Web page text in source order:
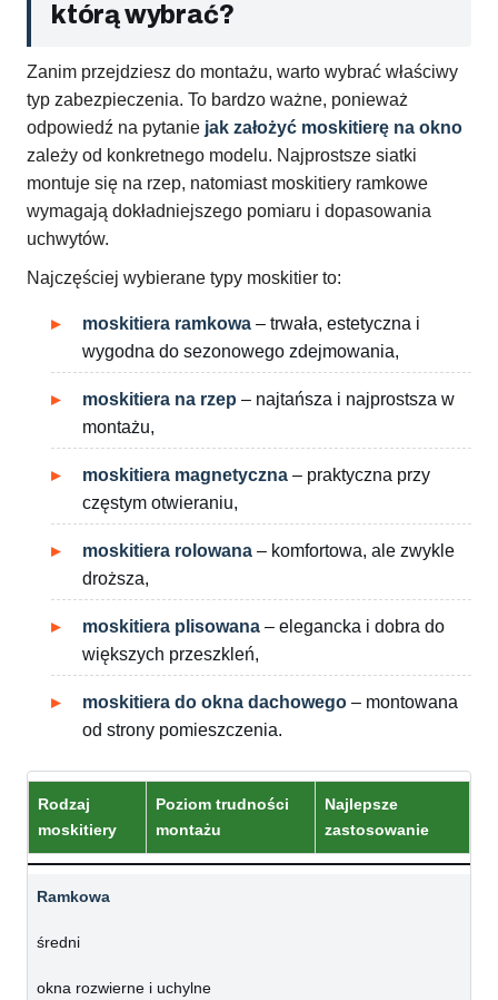
którą wybrać?
Zanim przejdziesz do montażu, warto wybrać właściwy
typ zabezpieczenia. To bardzo ważne, ponieważ
odpowiedź na pytanie jak założyć moskitierę na okno
zależy od konkretnego modelu. Najprostsze siatki
montuje się na rzep, natomiast moskitiery ramkowe
wymagają dokładniejszego pomiaru i dopasowania
uchwytów.
Najczęściej wybierane typy moskitier to:
moskitiera ramkowa – trwała, estetyczna i
wygodna do sezonowego zdejmowania,
moskitiera na rzep – najtańsza i najprostsza w
montażu,
moskitiera magnetyczna – praktyczna przy
częstym otwieraniu,
moskitiera rolowana – komfortowa, ale zwykle
droższa,
moskitiera plisowana – elegancka i dobra do
większych przeszkleń,
moskitiera do okna dachowego – montowana
od strony pomieszczenia.
Rodzaj
moskitiery
Poziom trudności
montażu
Najlepsze
zastosowanie
Ramkowa
średni
okna rozwierne i uchylne